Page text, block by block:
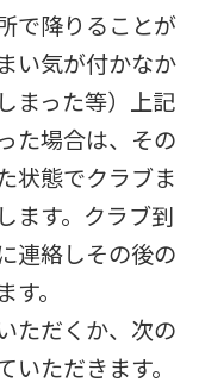
で降りることが
い気が付かなか
まった等）上記
た場合は、その
状態でクラブま
ます。クラブ到
連絡しその後の
。
ただくか、次の
ただきます。